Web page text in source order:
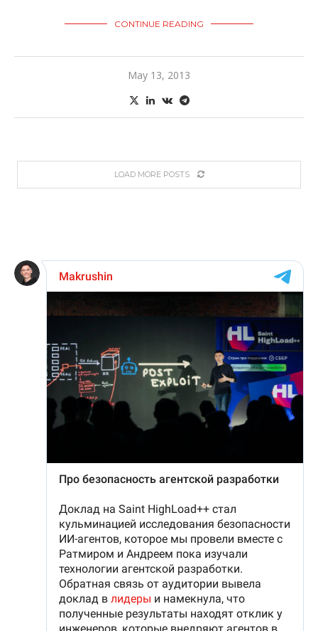
CONTINUE READING
May 13, 2013
LOAD MORE POSTS